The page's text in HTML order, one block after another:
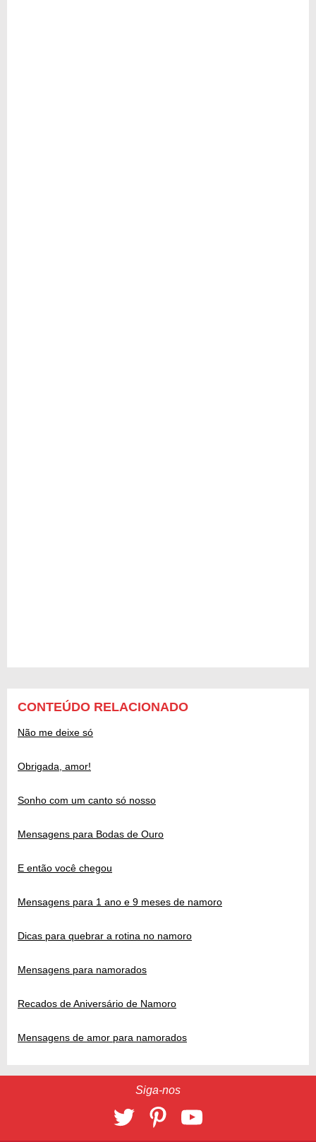
CONTEÚDO RELACIONADO
Não me deixe só
Obrigada, amor!
Sonho com um canto só nosso
Mensagens para Bodas de Ouro
E então você chegou
Mensagens para 1 ano e 9 meses de namoro
Dicas para quebrar a rotina no namoro
Mensagens para namorados
Recados de Aniversário de Namoro
Mensagens de amor para namorados
Siga-nos